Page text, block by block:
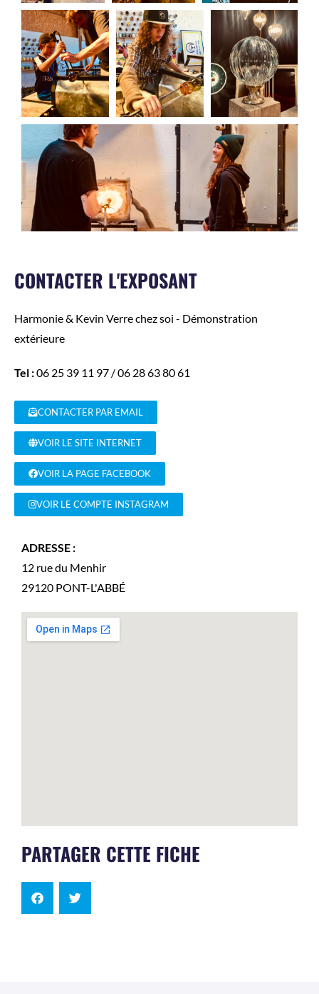
CONTACTER L'EXPOSANT
Harmonie & Kevin Verre chez soi - Démonstration
extérieure
Tel :06 25 39 11 97 / 06 28 63 80 61
CONTACTER PAR EMAIL
VOIR LE SITE INTERNET
VOIR LA PAGE FACEBOOK
VOIR LE COMPTE INSTAGRAM
ADRESSE :
12 rue du Menhir
29120 PONT-L'ABBÉ
PARTAGER CETTE FICHE